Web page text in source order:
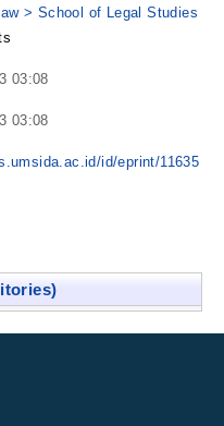
> School of Legal Studies
03:08
03:08
id/eprint/11635